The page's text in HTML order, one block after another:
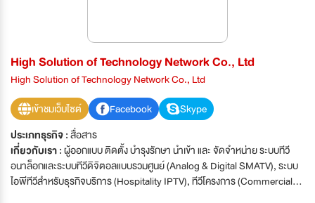
High Solution of Technology Network Co., Ltd
High Solution of Technology Network Co., Ltd
เข้าชมเว็บไซต์
Facebook
Skype
ประเภทธุรกิจ :สื่อสาร
เกี่ยวกับเรา :ผู้ออกแบบ ติดตั้ง บำรุงรักษา นำเข้า และ จัดจำหน่าย ระบบทีวี
อนาล็อกและระบบทีวีดิจิตอลแบบรวมศูนย์ (Analog & Digital SMATV), ระบบ
ไอพีทีวีสำหรับธุรกิจบริการ (Hospitality IPTV), ทีวีโครงการ (Commercial